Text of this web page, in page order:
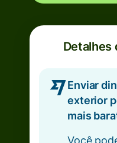
Detalhes
Enviar
exterior
mais
Você